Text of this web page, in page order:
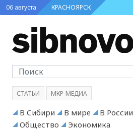
06 августа КРАСНОЯРСК
СТАТЬИ МКР-МЕДИА
В Сибири В мире В России
Общество
Экономика